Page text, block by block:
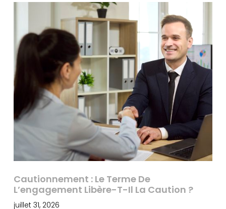
Cautionnement : Le Terme De
L’engagement Libère-T-Il La Caution ?
juillet 31, 2026